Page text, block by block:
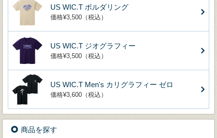
US WIC.T ボルダリング
価格¥3,500（税込）
US WIC.T ジオグラフィー
価格¥3,500（税込）
US WIC.T Men's カリグラフィー ゼロ
価格¥3,600（税込）
商品を探す